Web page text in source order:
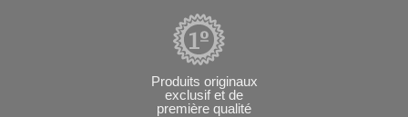
Produits originaux
exclusif et de
première qualité